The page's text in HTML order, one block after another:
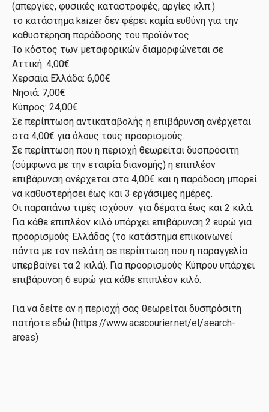
(απεργίες, φυσικές καταστροφές, αργίες κλπ.)
το κατάστημα kaizer δεν φέρει καμία ευθύνη για την
καθυστέρηση παράδοσης του προϊόντος.
Το κόστος των μεταφορικών διαμορφώνεται σε
Αττική: 4,00€
Χερσαία Ελλάδα: 6,00€
Νησιά: 7,00€
Κύπρος: 24,00€
Σε περίπτωση αντικαταβολής η επιβάρυνση ανέρχεται
στα 4,00€ για όλους τους προορισμούς.
Σε περίπτωση που η περιοχή θεωρείται δυσπρόσιτη
(σύμφωνα με την εταιρία διανομής) η επιπλέον
επιβάρυνση ανέρχεται στα 4,00€ και η παράδοση μπορεί
να καθυστερήσει έως και 3 εργάσιμες ημέρες.
Οι παραπάνω τιμές ισχύουν για δέματα έως και 2 κιλά.
Για κάθε επιπλέον κιλό υπάρχει επιβάρυνση 2 ευρώ για
προορισμούς Ελλάδας (το κατάστημα επικοινωνεί
πάντα με τον πελάτη σε περίπτωση που η παραγγελία
υπερβαίνει τα 2 κιλά). Για προορισμούς Κύπρου υπάρχει
επιβάρυνση 6 ευρώ για κάθε επιπλέον κιλό.
Για να δείτε αν η περιοχή σας θεωρείται δυσπρόσιτη
πατήστε εδώ (https://www.acscourier.net/el/search-
areas)